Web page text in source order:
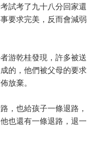
試考了九十八分回家還
要求完美，反而會減弱
游乾桂發現，許多被送
的，他們被父母的要求
放棄。
，也給孩子一條退路，
也還有一條退路，退一